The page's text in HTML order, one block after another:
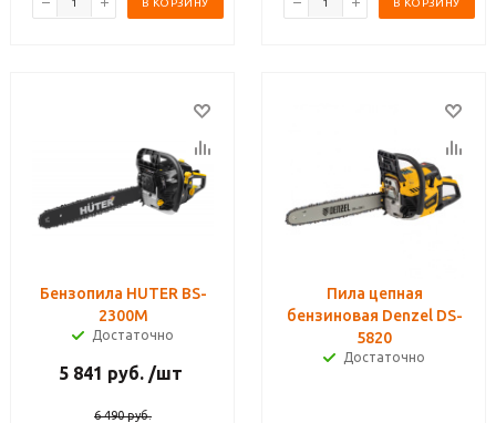
В КОРЗИНУ В КОРЗИНУ
Бензопила HUTER BS-
2300М
Достаточно
5 841 руб. /шт
6 490руб.
Пила цепная
бензиновая Denzel DS-
5820
Достаточно